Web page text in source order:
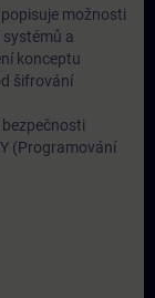
možnosti
a
konceptu
šifrování
(Programování